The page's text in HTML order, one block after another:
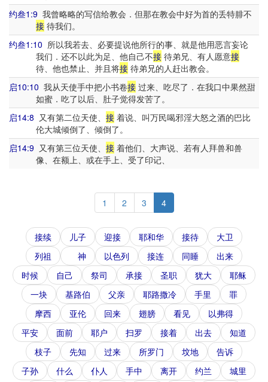
约叁1:9 我曾略略的写信给教会．但那在教会中好为首的丢特腓不
接待我们。
约叁1:10 所以我若去、必要提说他所行的事、就是他用恶言妄论
我们．还不以此为足、他自己不接待弟兄、有人愿意接
待、他也禁止、并且将接待弟兄的人赶出教会。
启10:10 我从天使手中把小书卷接 过来、吃尽了．在我口中果然甜
如蜜．吃了以后、肚子觉得发苦了。
启14:8 又有第二位天使、 接 着说、叫万民喝邪淫大怒之酒的巴比
伦大城倾倒了、倾倒了。
启14:9 又有第三位天使、 接 着他们、大声说、若有人拜兽和兽
像、在额上、或在手上、受了印记、
1 2 3 4
接续 儿子 迎接 耶和华 接待
大卫
列祖
神 以色列 接连 同睡
出来
时候
自己 祭司 承接 圣职 犹大
耶稣
一块
基路伯 父亲 耶路撒冷 手里
罪
摩西
亚伦 回来 翅膀 看见
以弗得
平安
面前 耶户 扫罗 接着 出去
知道
枝子
先知 过来 所罗门 坟地
告诉
子孙
什么 仆人 手中 离开 约兰 城里